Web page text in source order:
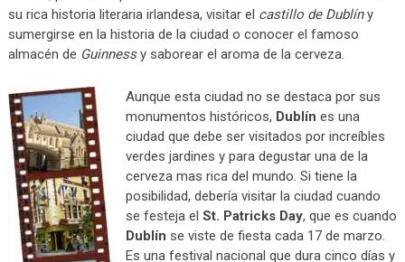
su rica historia literaria irlandesa, visitar el castillo de Dublíny
sumergirse en la historia de la ciudad o conocer el famoso
almacén de Guinnessy saborear el aroma de la cerveza.
Aunque esta ciudad no se destaca por sus
monumentos históricos, Dublín es una
ciudad que debe ser visitados por increíbles
verdes jardines y para degustar una de la
cerveza mas rica del mundo. Si tiene la
posibilidad, debería visitar la ciudad cuando
se festeja el St. Patricks Day, que es cuando
Dublín se viste de fiesta cada 17 de marzo.
Es una festival nacional que dura cinco días y